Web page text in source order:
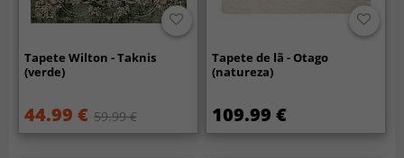
Tapete Wilton - Taknis
(verde)
44.99 € 59.99 €
Tapete de lã - Otago
(natureza)
109.99 €